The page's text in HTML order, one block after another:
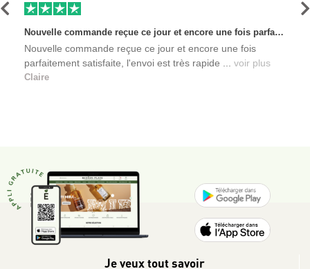
Nouvelle commande reçue ce jour et encore une fois parfaitement satisfaite, l'envoi est très rapide et les produits sont toujours conditionnés de manière personnalisés. L'avantage de commander auprès de créateurs indépendants.
Nouvelle commande reçue ce jour et encore une fois
parfaitement satisfaite, l'envoi est très rapide ... voir plus
Claire
Précédent
Je veux tout savoir